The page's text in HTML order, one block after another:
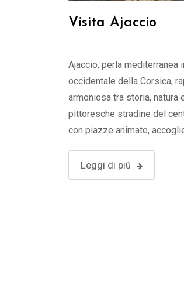
Visita Ajaccio
Ajaccio, perla mediterranea
occidentale della Corsica,
armoniosa tra storia, natura
pittoresche stradine del
con piazze animate,
un’atmosfera calorosa.
Corsica. 1.Monumenti di
Leggi di più